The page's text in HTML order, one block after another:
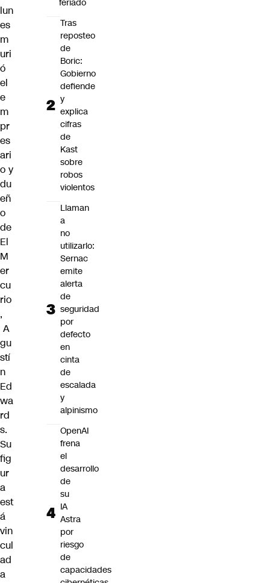
lun
es
m
uri
ó
el
e
m
pr
es
ari
o y
du
eñ
o
de
El
M
er
cu
rio
,
A
gu
stí
n
Ed
wa
rd
s.
Su
fig
ur
a
est
á
vin
cul
ad
a
feriado
Tras
reposteo
de
Boric:
Gobierno
defiende
y
explica
cifras
de
Kast
sobre
robos
violentos
Llaman
a
no
utilizarlo:
Sernac
emite
alerta
de
seguridad
por
defecto
en
cinta
de
escalada
y
alpinismo
OpenAI
frena
el
desarrollo
de
su
IA
Astra
por
riesgo
de
capacidades